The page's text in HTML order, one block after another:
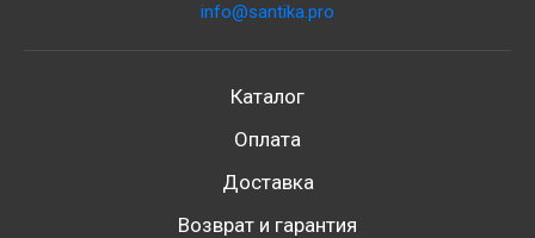
info@santika.pro
Каталог
Оплата
Доставка
Возврат и гарантия